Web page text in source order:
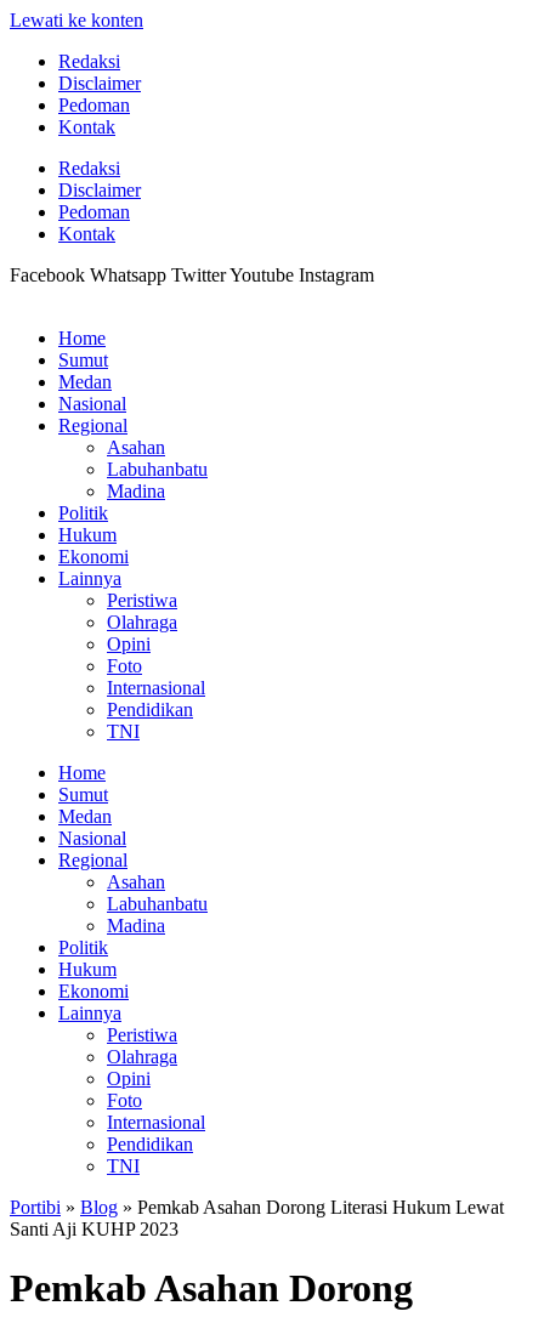
Lewati ke konten
Redaksi
Disclaimer
Pedoman
Kontak
Redaksi
Disclaimer
Pedoman
Kontak
Facebook Whatsapp TwitterYoutube Instagram
Home
Sumut
Medan
Nasional
Regional
Asahan
Labuhanbatu
Madina
Politik
Hukum
Ekonomi
Lainnya
Peristiwa
Olahraga
Opini
Foto
Internasional
Pendidikan
TNI
Home
Sumut
Medan
Nasional
Regional
Asahan
Labuhanbatu
Madina
Politik
Hukum
Ekonomi
Lainnya
Peristiwa
Olahraga
Opini
Foto
Internasional
Pendidikan
TNI
Portibi » Blog » Pemkab Asahan Dorong Literasi Hukum Lewat
Santi Aji KUHP 2023
Pemkab Asahan Dorong